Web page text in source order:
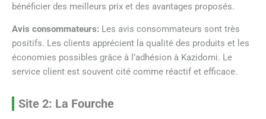
bénéficier des meilleurs prix et des avantages proposés.
Avis consommateurs: Les avis consommateurs sont très
positifs. Les clients apprécient la qualité des produits et les
économies possibles grâce à l’adhésion à Kazidomi. Le
service client est souvent cité comme réactif et efficace.
Site 2: La Fourche